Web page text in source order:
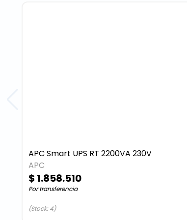
APC Smart UPS RT 2200VA 230V
APC
$ 1.858.510
Por transferencia
(Stock: 4)